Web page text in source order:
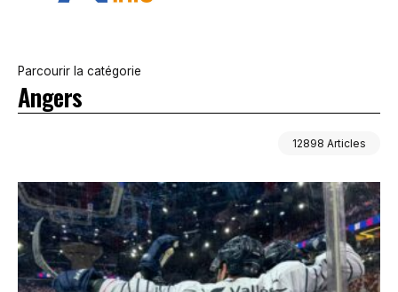
Parcourir la catégorie
Angers
12898 Articles